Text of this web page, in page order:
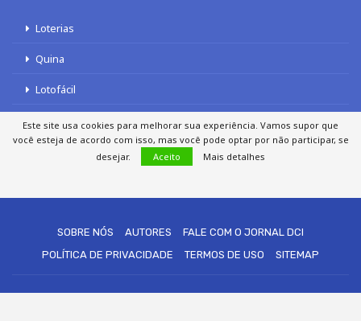
Loterias
Quina
Lotofácil
Mega-Sena
Tele sena
SOBRE NÓS AUTORES
FALE COM O JORNAL DCI
POLÍTICA DE PRIVACIDADE
TERMOS DE USO SITEMAP
Este site usa cookies para melhorar sua experiência. Vamos supor que
você esteja de acordo com isso, mas você pode optar por não participar, se
desejar.
Aceito Mais detalhes